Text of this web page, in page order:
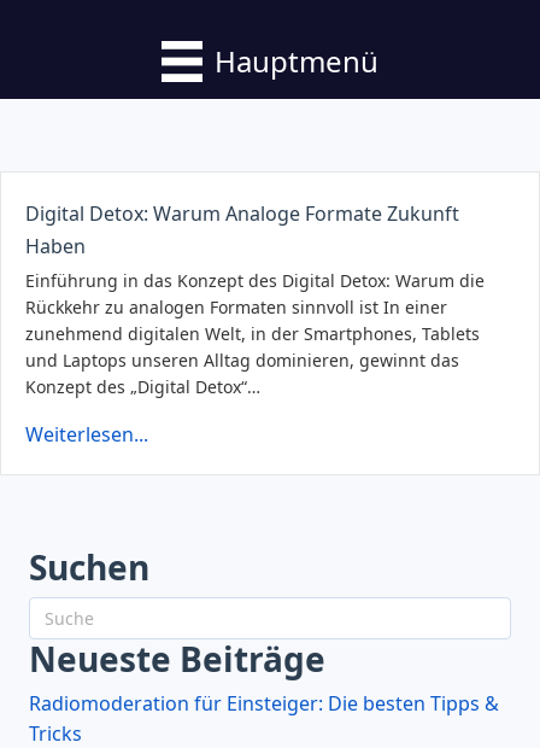
Hauptmenü
Digital Detox: Warum Analoge Formate Zukunft
Haben
Einführung in das Konzept des Digital Detox: Warum die
Rückkehr zu analogen Formaten sinnvoll ist In einer
zunehmend digitalen Welt, in der Smartphones, Tablets
und Laptops unseren Alltag dominieren, gewinnt das
Konzept des „Digital Detox“…
Weiterlesen...
Suchen
Neueste Beiträge
Radiomoderation für Einsteiger: Die besten Tipps &
Tricks